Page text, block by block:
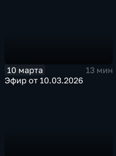
10 марта
13 мин
Эфир от 10.03.2026